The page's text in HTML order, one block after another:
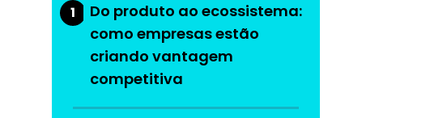
1
Do produto ao ecossistema:
como empresas estão
criando vantagem
competitiva